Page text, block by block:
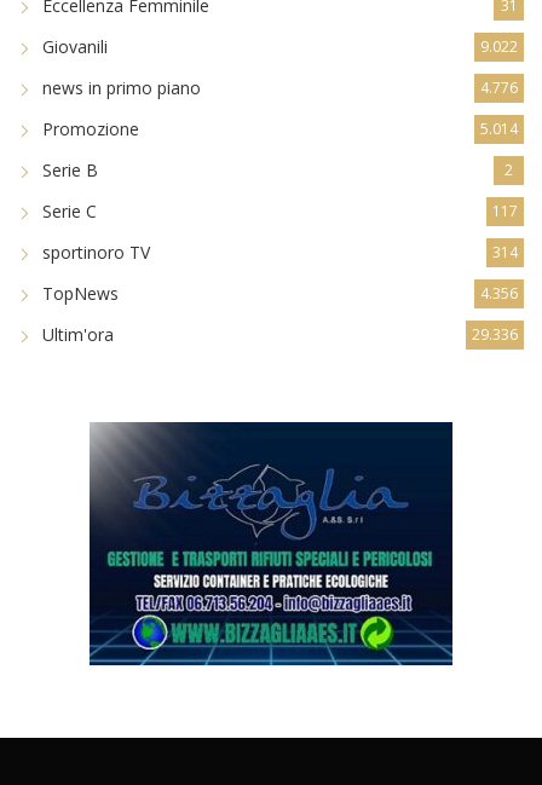
Eccellenza Femminile 31
Giovanili 9.022
news in primo piano 4.776
Promozione 5.014
Serie B 2
Serie C 117
sportinoro TV 314
TopNews 4.356
Ultim'ora 29.336